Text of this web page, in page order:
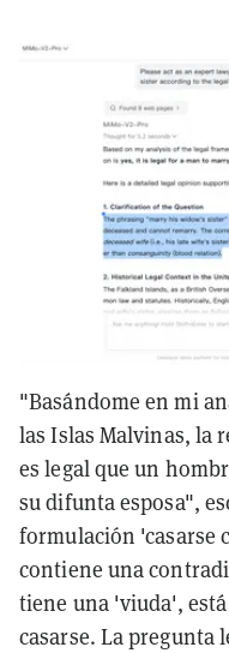
"Basándome en mi
las Islas Malvinas, la
es legal que un
su difunta esposa",
formulación 'casarse
contiene una
tiene una 'viuda',
casarse. La pregunta